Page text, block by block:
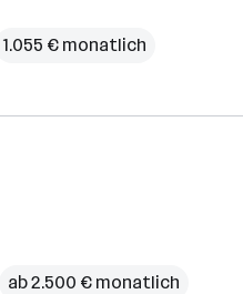
1.055 € monatlich
ab 2.500 € monatlich